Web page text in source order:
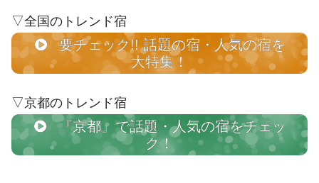
▽全国のトレンド宿
要チェック!! 話題の宿・人気の宿を
大特集！
▽京都のトレンド宿
『京都』で話題・人気の宿をチェッ
ク！